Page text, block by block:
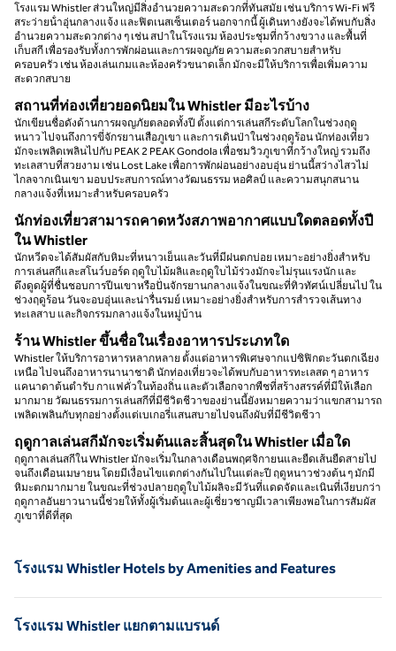
โรงแรม Whistler ส่วนใหญ่มีสิ่งอํานวยความสะดวกที่ทันสมัย เช่น บริการ Wi-Fi ฟรี
สระว่ายน้ําอุ่นกลางแจ้ง และฟิตเนสเซ็นเตอร์ นอกจากนี้ ผู้เดินทางยังจะได้พบกับสิ่ง
อํานวยความสะดวกต่าง ๆ เช่น สปาในโรงแรม ห้องประชุมที่กว้างขวาง และพื้นที่
เก็บสกี เพื่อรองรับทั้งการพักผ่อนและการผจญภัย ความสะดวกสบายสําหรับ
ครอบครัว เช่น ห้องเล่นเกมและห้องครัวขนาดเล็ก มักจะมีให้บริการเพื่อเพิ่มความ
สะดวกสบาย
สถานที่ท่องเที่ยวยอดนิยมใน Whistler มีอะไรบ้าง
นักเขียนชื่อดังด้านการผจญภัยตลอดทั้งปี ตั้งแต่การเล่นสกีระดับโลกในช่วงฤดู
หนาว ไปจนถึงการขี่จักรยานเสือภูเขา และการเดินป่าในช่วงฤดูร้อน นักท่องเที่ยว
มักจะเพลิดเพลินไปกับ PEAK 2 PEAK Gondola เพื่อชมวิวภูเขาที่กว้างใหญ่ รวมถึง
ทะเลสาบที่สวยงาม เช่น Lost Lake เพื่อการพักผ่อนอย่างอบอุ่น ย่านนี้สว่างไสวไม่
ไกลจากเนินเขา มอบประสบการณ์ทางวัฒนธรรม หอศิลป์ และความสนุกสนาน
กลางแจ้งที่เหมาะสําหรับครอบครัว
นักท่องเที่ยวสามารถคาดหวังสภาพอากาศแบบใดตลอดทั้งปี
ใน Whistler
นักหวีดจะได้สัมผัสกับหิมะที่หนาวเย็นและวันที่มีฝนตกบ่อย เหมาะอย่างยิ่งสําหรับ
การเล่นสกีและสโนว์บอร์ด ฤดูใบไม้ผลิและฤดูใบไม้ร่วงมักจะไม่รุนแรงนัก และ
ดึงดูดผู้ที่ชื่นชอบการปีนเขาหรือปั่นจักรยานกลางแจ้งในขณะที่ทิวทัศน์เปลี่ยนไป ใน
ช่วงฤดูร้อน วันจะอบอุ่นและน่ารื่นรมย์ เหมาะอย่างยิ่งสําหรับการสํารวจเส้นทาง
ทะเลสาบ และกิจกรรมกลางแจ้งในหมู่บ้าน
ร้าน Whistler ขึ้นชื่อในเรื่องอาหารประเภทใด
Whistler ให้บริการอาหารหลากหลาย ตั้งแต่อาหารพิเศษจากแปซิฟิกตะวันตกเฉียง
เหนือ ไปจนถึงอาหารนานาชาติ นักท่องเที่ยวจะได้พบกับอาหารทะเลสด ๆ อาหาร
แคนาดาต้นตํารับ กาแฟคั่วในท้องถิ่น และตัวเลือกจากพืชที่สร้างสรรค์ที่มีให้เลือก
มากมาย วัฒนธรรมการเล่นสกีที่มีชีวิตชีวาของย่านนี้ยังหมายความว่าแขกสามารถ
เพลิดเพลินกับทุกอย่างตั้งแต่เบเกอรี่แสนสบายไปจนถึงผับที่มีชีวิตชีวา
ฤดูกาลเล่นสกีมักจะเริ่มต้นและสิ้นสุดใน Whistler เมื่อใด
ฤดูกาลเล่นสกีใน Whistler มักจะเริ่มในกลางเดือนพฤศจิกายนและยืดเส้นยืดสายไป
จนถึงเดือนเมษายน โดยมีเงื่อนไขแตกต่างกันไปในแต่ละปี ฤดูหนาวช่วงต้น ๆ มักมี
หิมะตกมากมาย ในขณะที่ช่วงปลายฤดูใบไม้ผลิจะมีวันที่แดดจัดและเนินที่เงียบกว่า
ฤดูกาลอันยาวนานนี้ช่วยให้ทั้งผู้เริ่มต้นและผู้เชี่ยวชาญมีเวลาเพียงพอในการสัมผัส
ภูเขาที่ดีที่สุด
โรงแรม Whistler Hotels by Amenities and Features
โรงแรม Whistler แยกตามแบรนด์